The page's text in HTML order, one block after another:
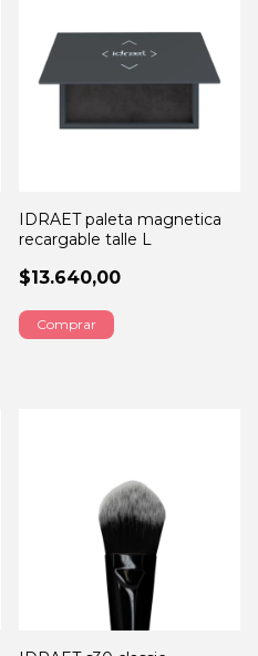
IDRAET paleta magnetica
recargable talle L
$13.640,00